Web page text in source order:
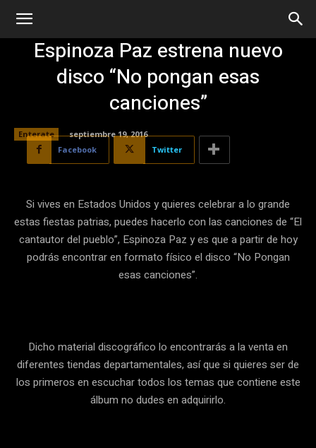
Espinoza Paz estrena nuevo
disco “No pongan esas
canciones”
Enterate
septiembre 19, 2016
Facebook
Twitter
Si vives en Estados Unidos y quieres celebrar a lo grande
estas fiestas patrias, puedes hacerlo con las canciones de “El
cantautor del pueblo”, Espinoza Paz y es que a partir de hoy
podrás encontrar en formato físico el disco “No Pongan
esas canciones”.
Dicho material discográfico lo encontrarás a la venta en
diferentes tiendas departamentales, así que si quieres ser de
los primeros en escuchar todos los temas que contiene este
álbum no dudes en adquirirlo.